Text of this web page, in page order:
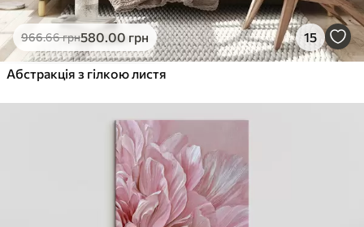
966.66грн580.00 грн 15
Абстракція з гілкою листя